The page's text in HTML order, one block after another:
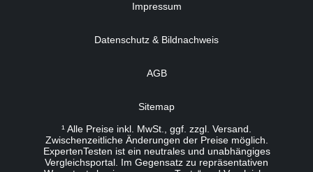
Impressum
Datenschutz & Bildnachweis
AGB
Sitemap
¹ Alle Preise inkl. MwSt., ggf. zzgl. Versand.
Zwischenzeitliche Änderungen der Preise möglich.
ExpertenTesten ist ein neutrales und unabhängiges
Vergleichsportal. Im Gegensatz zu repräsentativen